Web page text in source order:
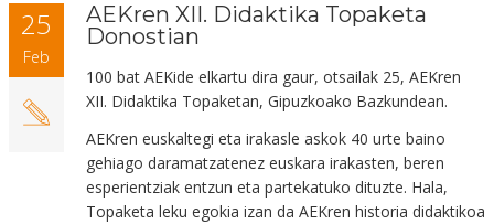
25
Feb
AEKren XII. Didaktika Topaketa
Donostian
100 bat AEKide elkartu dira gaur, otsailak 25, AEKren
XII. Didaktika Topaketan, Gipuzkoako Bazkundean.
AEKren euskaltegi eta irakasle askok 40 urte baino
gehiago daramatzatenez euskara irakasten, beren
esperientziak entzun eta partekatuko dituzte. Hala,
Topaketa leku egokia izan da AEKren historia didaktikoa